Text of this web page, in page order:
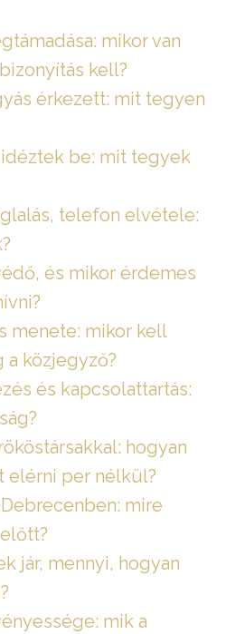
mikor van
kell?
érkezett: mit tegyen
be: mit tegyek
telefon elvétele:
és mikor érdemes
menete: mikor kell
közjegyző?
és kapcsolattartás:
hogyan
elérni per nélkül?
mire
jár, mennyi, hogyan
mik a